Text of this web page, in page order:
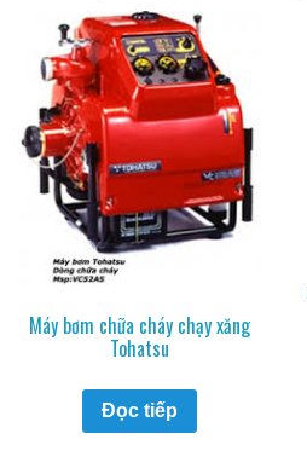
Máy bơm chữa cháy chạy xăng
Tohatsu
Đọc tiếp